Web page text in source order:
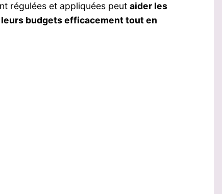
régulées et appliquées peut aider les
budgets efficacement tout en